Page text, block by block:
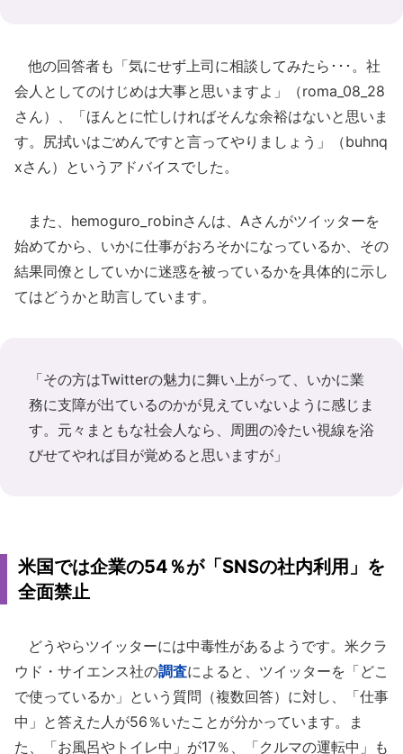
他の回答者も「気にせず上司に相談してみたら･･･。社
会人としてのけじめは大事と思いますよ」（roma_08_28
さん）、「ほんとに忙しければそんな余裕はないと思いま
す。尻拭いはごめんですと言ってやりましょう」（buhnq
xさん）というアドバイスでした。
また、hemoguro_robinさんは、Aさんがツイッターを
始めてから、いかに仕事がおろそかになっているか、その
結果同僚としていかに迷惑を被っているかを具体的に示し
てはどうかと助言しています。
「その方はTwitterの魅力に舞い上がって、いかに業
務に支障が出ているのかが見えていないように感じま
す。元々まともな社会人なら、周囲の冷たい視線を浴
びせてやれば目が覚めると思いますが」
米国では企業の54％が「SNSの社内利用」を
全面禁止
どうやらツイッターには中毒性があるようです。米クラ
ウド・サイエンス社の調査によると、ツイッターを「どこ
で使っているか」という質問（複数回答）に対し、「仕事
中」と答えた人が56％いたことが分かっています。ま
た、「お風呂やトイレ中」が17％、「クルマの運転中」も